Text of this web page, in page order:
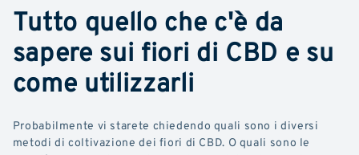
Tutto quello che c'è da
sapere sui fiori di CBD e su
come utilizzarli
Probabilmente vi starete chiedendo quali sono i diversi
metodi di coltivazione dei fiori di CBD. O quali sono le